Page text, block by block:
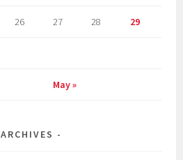
May »
26 27 28 29
ARCHIVES